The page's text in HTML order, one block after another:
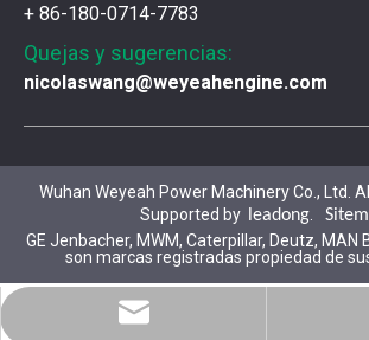
+ 86-180-0714-7783
Quejas y sugerencias:
nicolaswang@weyeahengine.com
Wuhan Weyeah Power Machinery Co., Ltd.
Supported by
leadong
GE Jenbacher, MWM, Caterpillar, Deutz, MAN
son marcas registradas propiedad de